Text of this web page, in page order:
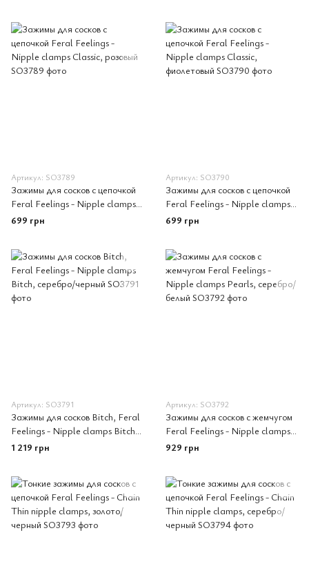
Артикул: SO3789
Зажимы для сосков с цепочкой
Feral Feelings - Nipple clamps
Classic, розовый
699 грн
Артикул: SO3790
Зажимы для сосков с цепочкой
Feral Feelings - Nipple clamps
Classic, фиолетовый
699 грн
Артикул: SO3791
Зажимы для сосков Bitch, Feral
Feelings - Nipple clamps Bitch,
серебро/черный
1 219 грн
Артикул: SO3792
Зажимы для сосков с жемчугом
Feral Feelings - Nipple clamps
Pearls, серебро/белый
929 грн